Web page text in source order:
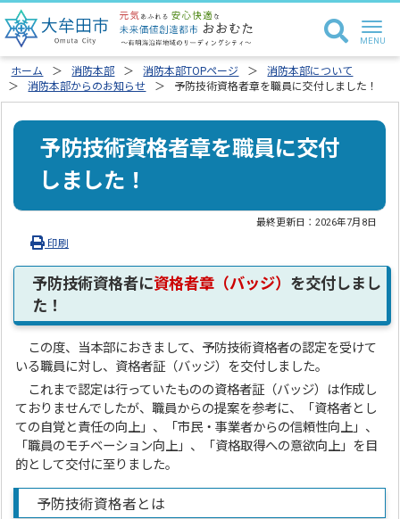
ホーム 消防本部 消防本部TOPページ
消防本部について
消防本部からのお知らせ
予防技術資格者章を職員に交付しました！
予防技術資格者章を職員に交付
しました！
最終更新日：2026年7月8日
印刷
予防技術資格者に資格者章（バッジ） を交付しまし
た！
この度、当本部におきまして、予防技術資格者の認定を受けて
いる職員に対し、資格者証（バッジ）を交付しました。
これまで認定は行っていたものの資格者証（バッジ）は作成し
ておりませんでしたが、職員からの提案を参考に、「資格者とし
ての自覚と責任の向上」、「市民・事業者からの信頼性向上」、
「職員のモチベーション向上」、「資格取得への意欲向上」を目
的として交付に至りました。
予防技術資格者とは